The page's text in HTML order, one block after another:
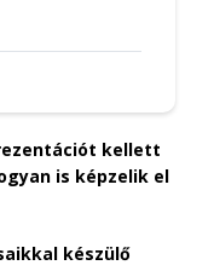
kellett
is képzelik el
készülő